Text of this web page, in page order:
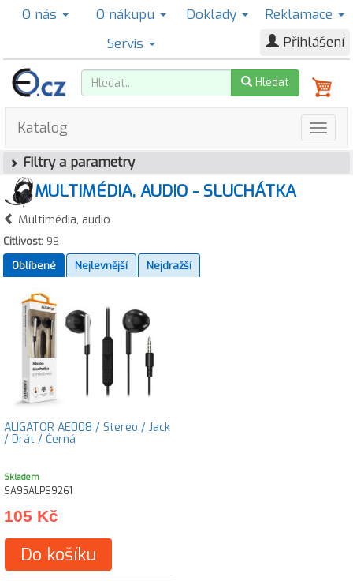
O nás O nákupu Doklady
Reklamace
Servis
Přihlášení
Hledat
Katalog
Filtry a parametry
MULTIMÉDIA, AUDIO - SLUCHÁTKA
Multimédia, audio
Citlivost: 98
Oblíbené
Nejlevnější Nejdražší
ALIGATOR AE008 / Stereo / Jack
/ Drát / Černá
Skladem
SA95ALPS9261
105 Kč
Do košíku